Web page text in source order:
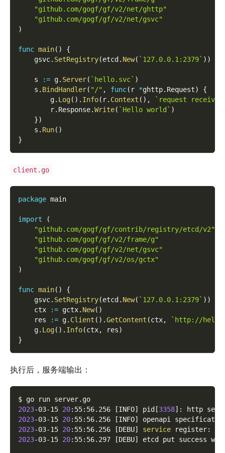
"github.com/gogf/gf/v2/net/ghttp"
"github.com/gogf/gf/v2/net/gsvc"
)
func main( )
{
    gsvc
. SetRegistry(etcd . New( `127.0.0.1:2379` ) )
    s
:= g. Server( `hello.svc` )
    s
. BindHandler( "/" , func( r *ghttp. Request)
{
        g
. Log( ) . Info( r. Context ( ) ,
`request
        r
. Response.Write( `Hello world` )
})
    s
. Run( )
}
client.go
package main
import
(
"github.com/gogf/gf/contrib/registry/etcd/v2"
"github.com/gogf/gf/v2/frame/g"
"github.com/gogf/gf/v2/net/gsvc"
"github.com/gogf/gf/v2/os/gctx"
)
func main( )
{
    gsvc
. SetRegistry(etcd . New( `127.0.0.1:2379` ) )
    ctx
:= gctx. New( )
    res
:= g. Client ( ) .GetContent (ctx,
`http://
    g
. Log( ) . Info(ctx, res)
}
执行后，服务端输出：
$ go run server.go
2023-03-15 20:55:56.256 [INFO] pid [3358] : http
2023-03-15 20:55:56.256 [INFO]
openapi
2023-03-15 20:55:56.256 [DEBU] service register:
2023-03-15 20:55:56.297 [DEBU] etcd put success